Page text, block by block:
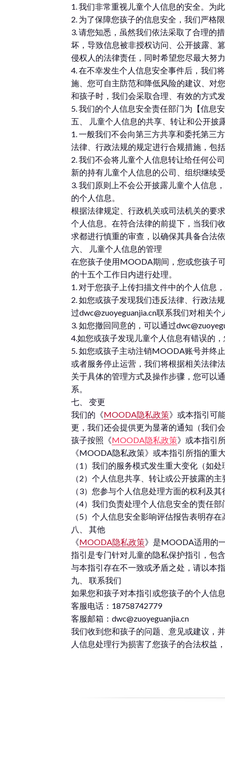
1. 我们非常重视儿童个人信息的安全。为
2. 为了保障您孩子的信息安全，我们严格
3. 请您知悉，虽然我们依法采取了合理的
坏，导致信息被非授权访问、公开披露、
侵权人的法律责任，同时希望您尽最大努
4. 在不幸发生个人信息安全事件后，我们
施、您可自主防范和降低风险的建议、对
和孩子时，我们会采取合理、有效的方式
5. 我们的个人信息安全责任部门为【信息
五、 儿童个人信息的共享、转让和公开披
1. 一般我们不会向第三方共享和委托第三
法律、行政法规的规定进行合规措施，包
2. 我们不会将儿童个人信息转让给任何公
新的持有儿童个人信息的公司、组织继续
3. 我们原则上不会公开披露儿童个人信息
的个人信息。
根据法律规定、行政机关或司法机关的要
个人信息。在符合法律的前提下，当我们
求都进行慎重的审查，以确保其具备合法
六、 儿童个人信息的管理
在您孩子使用MOODA期间，您或您孩子
的十五个工作日内进行处理。
1. 对于您孩子上传扫描文件中的个人信息
2. 如您或孩子发现我们违反法律、行政法
过dwc@zuoyeguanjia.cn联系我们对相关个
3. 如您撤回同意的，可以通过
4.如您或孩子发现儿童个人信息有错误的
5. 如您或孩子主动注销MOODA账号并终
或者服务停止运营，我们将根据相关法律
关于具体的管理方式及操作步骤，您可以
系。
七、 变更
我们的《MOODA隐私政策》或本指引可
更，我们还会提供更为显著的通知（我们
孩子按照《MOODA隐私政策》或本指引
《MOODA隐私政策》或本指引所指的重
（1）我们的服务模式发生重大变化（如
（2）个人信息共享、转让或公开披露的主
（3）您参与个人信息处理方面的权利及
（4）我们负责处理个人信息安全的责任
（5）个人信息安全影响评估报告表明存在
八、 其他
《MOODA隐私政策》是MOODA适用的
指引是专门针对儿童的隐私保护指引，包
与本指引存在不一致或矛盾之处，请以本指
九、 联系我们
如果您和孩子对本指引或您孩子的个人信
客服电话：18758742779
客服邮箱：dwc@zuoyeguanjia.cn
我们收到您和孩子的问题、意见或建议，
人信息处理行为损害了您孩子的合法权益